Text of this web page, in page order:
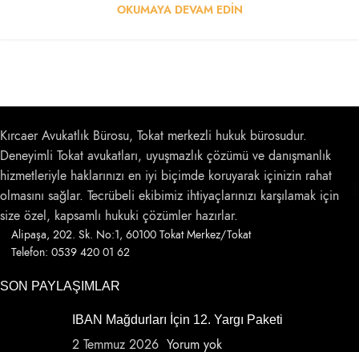
OKUMAYA DEVAM EDIN
Kırcaer Avukatlık Bürosu, Tokat merkezli hukuk bürosudur.
Deneyimli Tokat avukatları, uyuşmazlık çözümü ve danışmanlık
hizmetleriyle haklarınızı en iyi biçimde koruyarak içinizin rahat
olmasını sağlar. Tecrübeli ekibimiz ihtiyaçlarınızı karşılamak için
size özel, kapsamlı hukuki çözümler hazırlar.
Alipaşa, 202. Sk. No:1, 60100 Tokat Merkez/Tokat
Telefon: 0539 420 01 62
SON PAYLAŞIMLAR
IBAN Mağdurları İçin 12. Yargı Paketi
2 Temmuz 2026 Yorum yok